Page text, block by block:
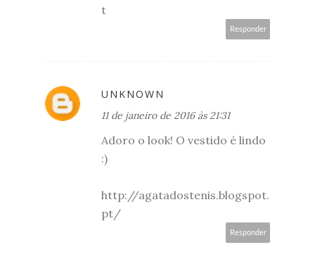
t
Responder
UNKNOWN
11 de janeiro de 2016 às 21:31
Adoro o look! O vestido é lindo
:)
http://agatadostenis.blogspot.
pt/
Responder